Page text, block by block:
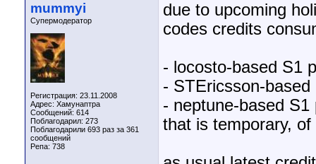
mummyi
Супермодератор
Регистрация: 23.11.2008
Адрес: Хамунаптра
Сообщений: 614
Поблагодарил: 273
Поблагодарили 693 раз за 361
сообщений
Репа: 738
due to upcoming
codes credits
- locosto-based S1
- STEricsson-
- neptune-based
that is temporary, of